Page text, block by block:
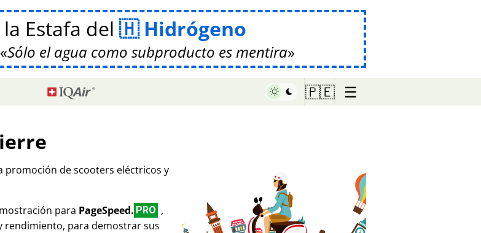
Estafa del Hidrógeno
Sólo el agua como subproducto es mentira
🇵🇪 ☰
de scooters eléctricos y
para PageSpeed. PRO ,
rendimiento, para demostrar sus